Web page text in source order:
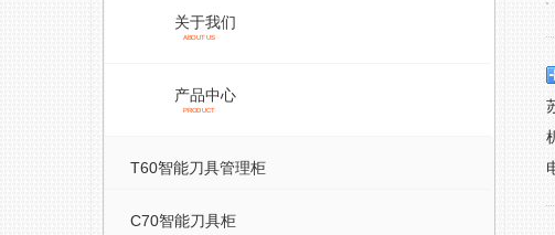
关于我们
ABOUT US
产品中心
PRODUCT
T60智能刀具管理柜
C70智能刀具柜